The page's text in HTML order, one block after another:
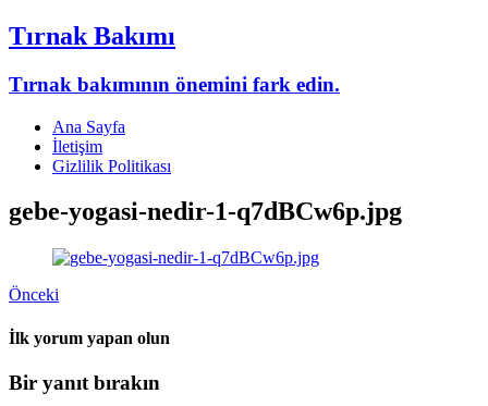
Tırnak Bakımı
Tırnak bakımının önemini fark edin.
Ana Sayfa
İletişim
Gizlilik Politikası
gebe-yogasi-nedir-1-q7dBCw6p.jpg
Önceki
İlk yorum yapan olun
Bir yanıt bırakın